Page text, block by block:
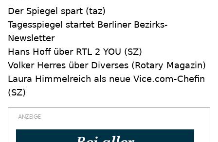
Der Spiegel spart (taz)
Tagesspiegel startet Berliner Bezirks-
Newsletter
Hans Hoff über RTL 2 YOU (SZ)
Volker Herres über Diverses (Rotary Magazin)
Laura Himmelreich als neue Vice.com-Chefin
(SZ)